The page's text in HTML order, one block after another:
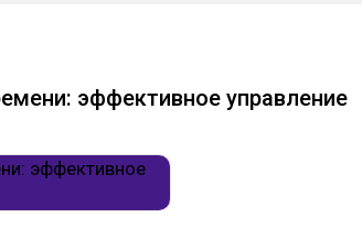
эффективное управление